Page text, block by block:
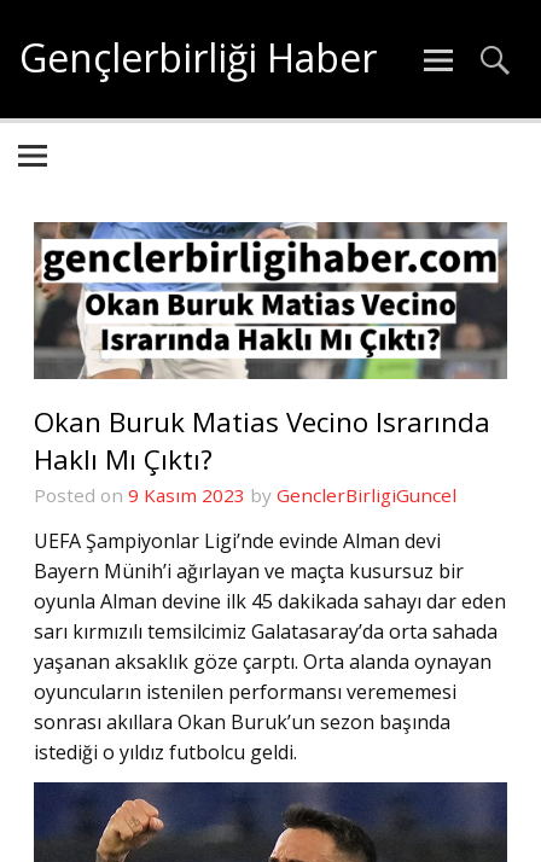
Gençlerbirliği Haber
Okan Buruk Matias Vecino Israrında
Haklı Mı Çıktı?
Posted on 9 Kasım 2023 by GenclerBirligiGuncel
UEFA Şampiyonlar Ligi’nde evinde Alman devi
Bayern Münih’i ağırlayan ve maçta kusursuz bir
oyunla Alman devine ilk 45 dakikada sahayı dar eden
sarı kırmızılı temsilcimiz Galatasaray’da orta sahada
yaşanan aksaklık göze çarptı. Orta alanda oynayan
oyuncuların istenilen performansı verememesi
sonrası akıllara Okan Buruk’un sezon başında
istediği o yıldız futbolcu geldi.